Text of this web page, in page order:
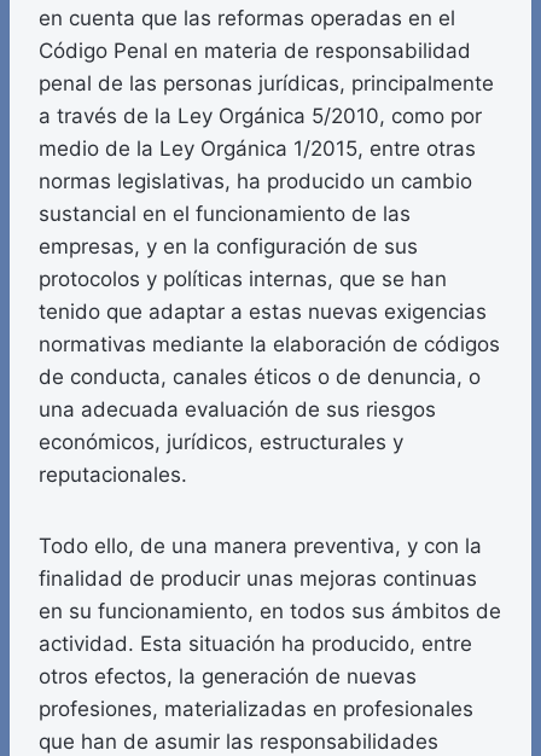
en cuenta que las reformas operadas en el
Código Penal en materia de responsabilidad
penal de las personas jurídicas, principalmente
a través de la Ley Orgánica 5/2010, como por
medio de la Ley Orgánica 1/2015, entre otras
normas legislativas, ha producido un cambio
sustancial en el funcionamiento de las
empresas, y en la configuración de sus
protocolos y políticas internas, que se han
tenido que adaptar a estas nuevas exigencias
normativas mediante la elaboración de códigos
de conducta, canales éticos o de denuncia, o
una adecuada evaluación de sus riesgos
económicos, jurídicos, estructurales y
reputacionales.
Todo ello, de una manera preventiva, y con la
finalidad de producir unas mejoras continuas
en su funcionamiento, en todos sus ámbitos de
actividad. Esta situación ha producido, entre
otros efectos, la generación de nuevas
profesiones, materializadas en profesionales
que han de asumir las responsabilidades